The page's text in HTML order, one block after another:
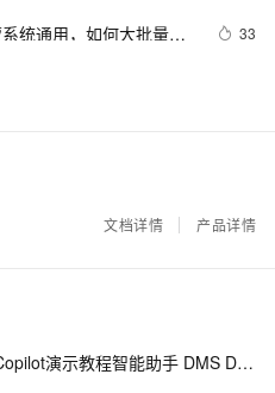
统通用，如何大批量导
本
33
据分析
具连接不上的解决办
把手教你用阿里云数据
21
新范式
令指南：常用指令 + 实
文档详情 产品详情
数据管理 DMS产品介绍及Data Copilot演示教程智能助手 DMS Data Copilot简介